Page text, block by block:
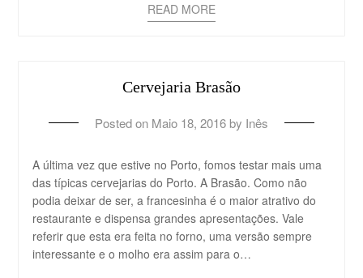
READ MORE
Cervejaria Brasão
Posted on Maio 18, 2016 by Inês
A última vez que estive no Porto, fomos testar mais uma
das típicas cervejarias do Porto. A Brasão. Como não
podia deixar de ser, a francesinha é o maior atrativo do
restaurante e dispensa grandes apresentações. Vale
referir que esta era feita no forno, uma versão sempre
interessante e o molho era assim para o…